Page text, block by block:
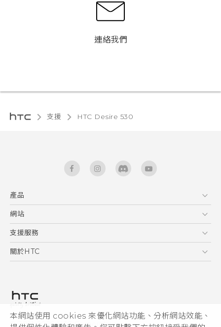
本網站使用 cookies 來優化網站功能、分析網站效能、
連絡我們
支援 HTC Desire 530‎
產品
5G
智能手機
區塊鍊手機
網站
HTC Dev
HTC Research
支援服務
服務中心
關於HTC
私隱政策
產品安全
© 2011-2026 HTC Corporation